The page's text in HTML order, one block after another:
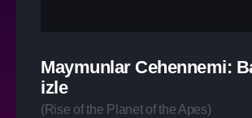
Maymunlar Cehennemi:
izle
(Rise of the Planet of the Apes)